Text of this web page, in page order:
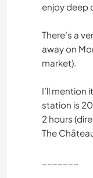
enjoy deep
There’s a
away on
market).
I’ll mention
station is
2 hours
The